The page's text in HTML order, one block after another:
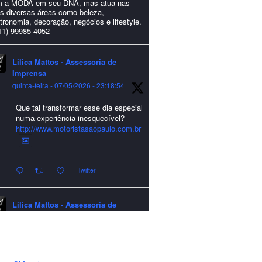
a MODA em seu DNA, mas atua nas
diversas áreas como beleza,
decoração, negócios e lifestyle.
99985-4052
Lilica Mattos - Assessoria de
Imprensa
quinta-feira - 07/05/2026 - 23:18:54
Que tal transformar esse dia especial
numa experiência inesquecível?
http://www.motoristasaopaulo.com.br
Twitter
Lilica Mattos - Assessoria de